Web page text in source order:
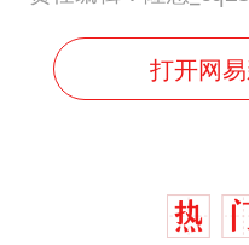
打开网